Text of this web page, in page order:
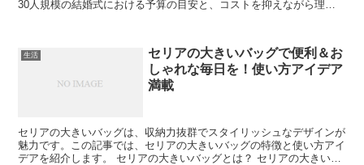
30人規模の結婚式における予算の目安と、コストを抑えながら理想
生活
セリアの大きいバッグで便利＆お
しゃれな毎日を！使い方アイデア
満載
セリアの大きいバッグは、収納力抜群でスタイリッシュなデザインが
魅力です。この記事では、セリアの大きいバッグの特徴と使い方アイ
デアを紹介します。 セリアの大きいバッグとは？ セリアの大きいバ